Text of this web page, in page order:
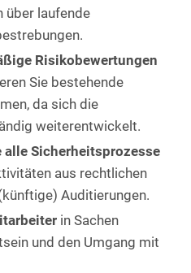
über laufende
Risikobewertungen
Sie bestehende
da sich die
weiterentwickelt.
alle Sicherheitsprozesse
aus rechtlichen
Auditierungen.
in Sachen
und den Umgang mit